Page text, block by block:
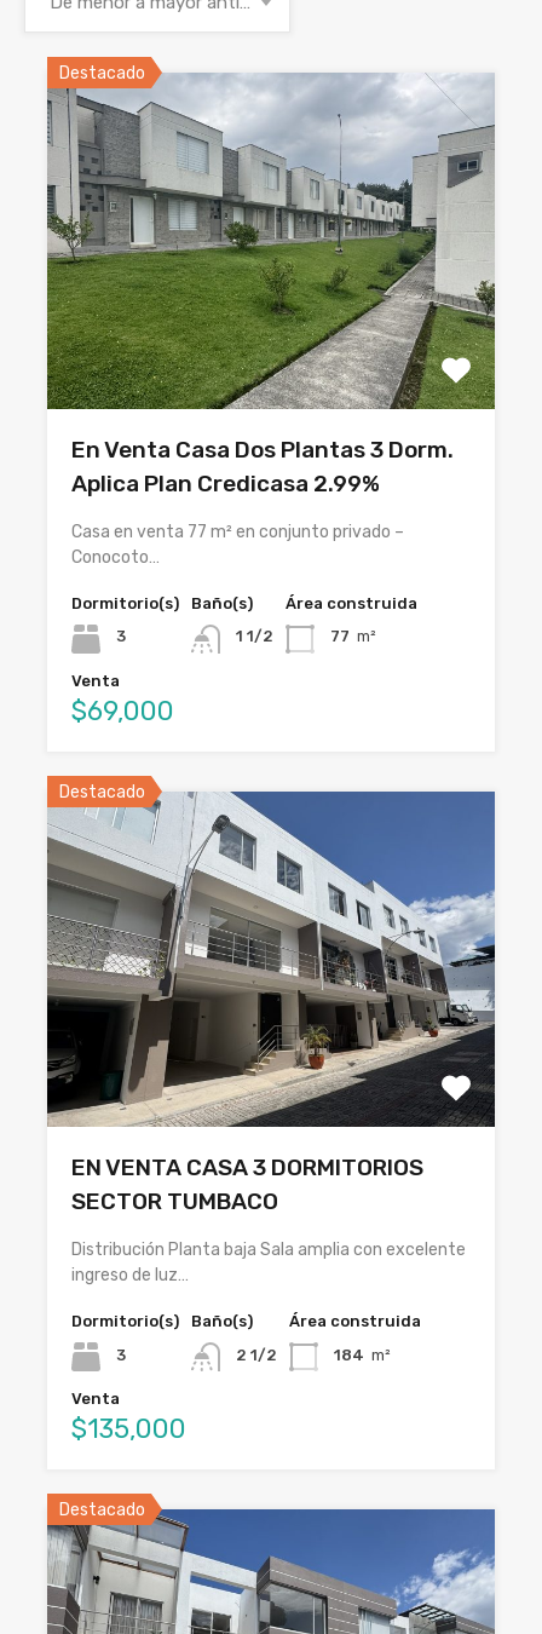
Destacado
En Venta Casa Dos Plantas 3 Dorm.
Aplica Plan Credicasa 2.99%
Casa en venta 77 m² en conjunto privado –
Conocoto…
Dormitorio(s)
3
Baño(s)
1 1/2
Área construida
77 m²
Venta
$69,000
Destacado
EN VENTA CASA 3 DORMITORIOS
SECTOR TUMBACO
Distribución Planta baja Sala amplia con excelente
ingreso de luz…
Dormitorio(s)
3
Baño(s)
2 1/2
Área construida
184 m²
Venta
$135,000
Destacado